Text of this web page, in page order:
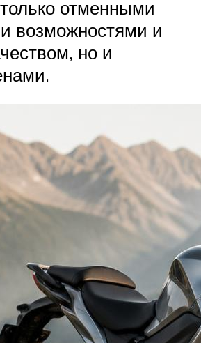
отменными
возможностями и
но и